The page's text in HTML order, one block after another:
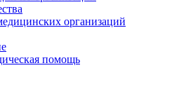
организаций
помощь